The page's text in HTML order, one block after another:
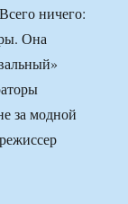
ничего:
Она
за модной